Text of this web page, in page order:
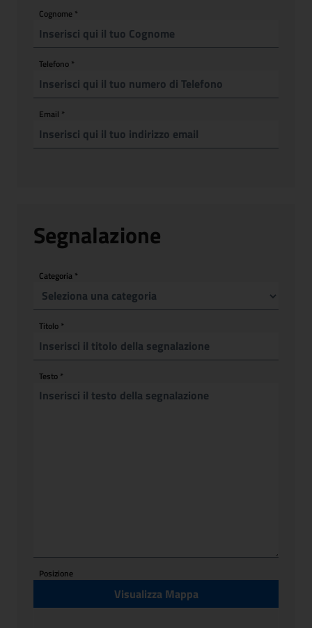
Cognome *
Telefono *
Email *
Segnalazione
Categoria *
Titolo *
Testo *
Posizione
Visualizza Mappa